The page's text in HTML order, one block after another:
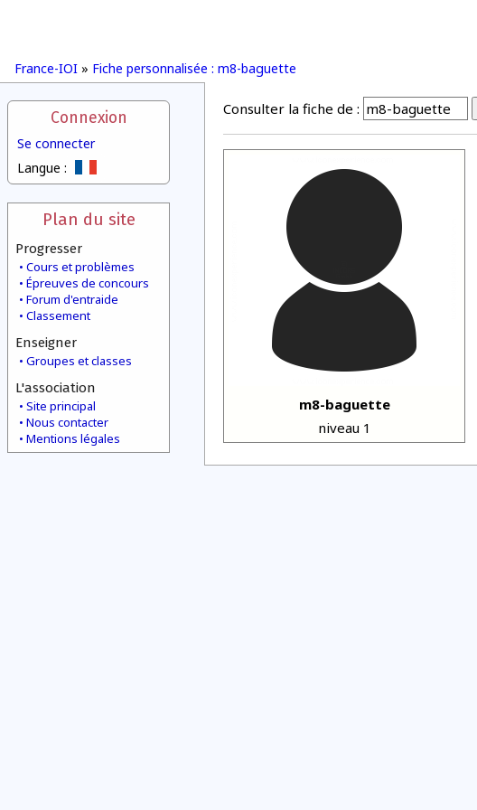
France-IOI » Fiche personnalisée : m8-baguette
Connexion
Se connecter
Langue :
Plan du site
Progresser
Cours et problèmes
Épreuves de concours
Forum d'entraide
Classement
Enseigner
Groupes et classes
L'association
Site principal
Nous contacter
Mentions légales
Consulter la fiche de :
m8-baguette
niveau 1